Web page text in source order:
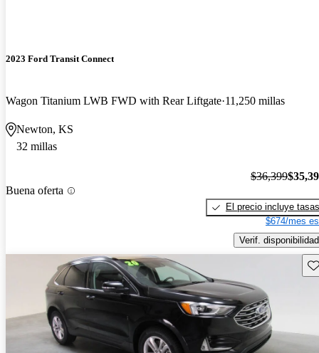
2023 Ford Transit Connect
Wagon Titanium LWB FWD with Rear Liftgate 11,250 millas
Newton, KS
32 millas
Buena oferta
$36,399
El precio incluye tasas
$674/mes
Verif. disponibilidad